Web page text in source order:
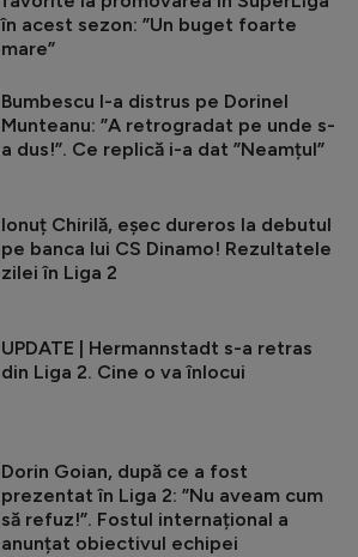
în acest sezon: ”Un buget foarte
mare”
Bumbescu l-a distrus pe Dorinel
Munteanu: ”A retrogradat pe unde s-
a dus!”. Ce replică i-a dat ”Neamțul”
Ionuț Chirilă, eșec dureros la debutul
pe banca lui CS Dinamo! Rezultatele
zilei în Liga 2
UPDATE | Hermannstadt s-a retras
din Liga 2. Cine o va înlocui
Dorin Goian, după ce a fost
prezentat în Liga 2: ”Nu aveam cum
să refuz!”. Fostul internațional a
anunțat obiectivul echipei